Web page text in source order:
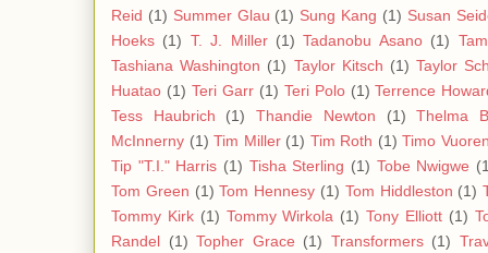
Reid (1) Summer Glau (1) Sung Kang (1) Susan
Hoeks (1) T. J. Miller (1) Tadanobu Asano (1)
Tashiana Washington (1) Taylor Kitsch (1) Taylor
Huatao (1) Teri Garr (1) Teri Polo (1) Terrence
Tess Haubrich
(1) Thandie Newton (1)
Thelma
McInnerny (1) Tim Miller (1) Tim Roth (1) Timo
Tip "T.I." Harris (1) Tisha Sterling (1) Tobe Nwigwe
Tom Green (1) Tom Hennesy (1) Tom Hiddleston (1)
Tommy Kirk (1) Tommy Wirkola (1) Tony Elliott (1)
Randel (1) Topher Grace (1) Transformers (1)